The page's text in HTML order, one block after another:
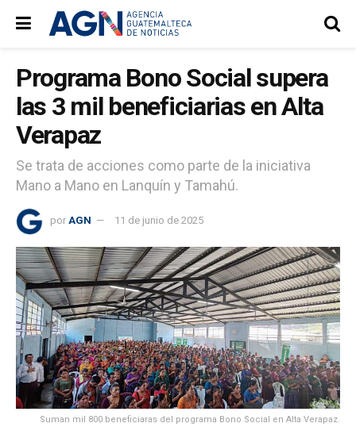
Programa Bono Social supera
las 3 mil beneficiarias en Alta
Verapaz
Se trata de acciones como parte de la iniciativa
Mano a Mano en Lanquín y Tamahú.
por AGN 11 de junio de 2025
Suman mil 800 beneficiaras del programa Bono Social en Alta Verapaz.